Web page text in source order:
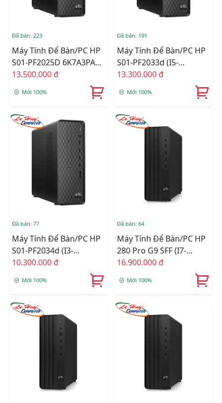
Đã bán: 223
Máy Tính Để Bàn/PC HP
S01-PF2025D 6K7A3PA
(Core I5 12400/ Intel
H670/ 8GB/ 512GB SSD/
Intel UHD Graphics 730/
13.500.000 đ
Mới 100%
Đã bán: 191
Máy Tính Để Bàn/PC HP
S01-PF2033d (i5-
12400/8GB RAM/256GB
SSD/WL+BT/K+M/Win
11) (6L604PA)
13.300.000 đ
Mới 100%
Đã bán: 77
Máy Tính Để Bàn/PC HP
S01-PF2034d (i3-
12100/8GB RAM/256GB
SSD/WL+BT/K+M/Win
11) (6L605PA)
10.300.000 đ
Mới 100%
Đã bán: 64
Máy Tính Để Bàn/PC HP
280 Pro G9 SFF (i7-
12700/8GD4/512GSSD/WL/
16.900.000 đ
Mới 100%